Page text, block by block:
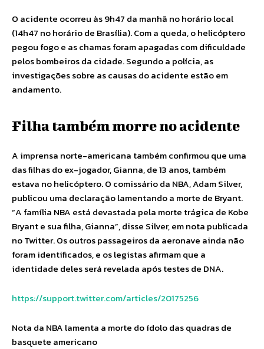
O acidente ocorreu às 9h47 da manhã no horário local
(14h47 no horário de Brasília). Com a queda, o helicóptero
pegou fogo e as chamas foram apagadas com dificuldade
pelos bombeiros da cidade. Segundo a polícia, as
investigações sobre as causas do acidente estão em
andamento.
Filha também morre no acidente
A imprensa norte-americana também confirmou que uma
das filhas do ex-jogador, Gianna, de 13 anos, também
estava no helicóptero. O comissário da NBA, Adam Silver,
publicou uma declaração lamentando a morte de Bryant.
“A família NBA está devastada pela morte trágica de Kobe
Bryant e sua filha, Gianna”, disse Silver, em nota publicada
no Twitter. Os outros passageiros da aeronave ainda não
foram identificados, e os legistas afirmam que a
identidade deles será revelada após testes de DNA.
https://support.twitter.com/articles/20175256
Nota da NBA lamenta a morte do ídolo das quadras de
basquete americano